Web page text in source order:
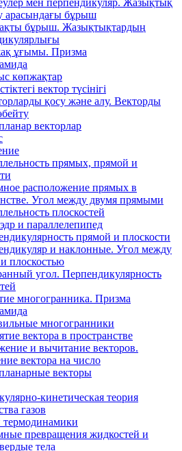
арасындағы бұрыш
бұрыш. Жазықтықтардың
ұғымы. Призма
көпжақтар
вектор түсінігі
қосу және алу. Векторды
векторлар
прямых, прямой и
расположение прямых в
Угол между двумя прямыми
плоскостей
и параллелепипед
прямой и плоскости
и наклонные. Угол между
плоскостью
угол. Перпендикулярность
многогранника. Призма
многогранники
вектора в пространстве
и вычитание векторов.
вектора на число
векторы
кинетическая теория
газов
термодинамики
превращения жидкостей и
тела